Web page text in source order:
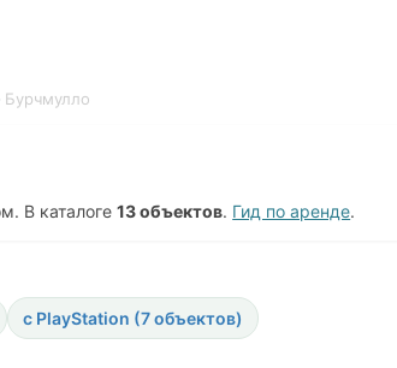
Бурчмулло
В каталоге13 объектов. Гид по аренде.
с PlayStation (7 объектов)